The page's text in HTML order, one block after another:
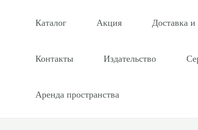
Каталог Акция Доставка и
Контакты Издательство
Аренда пространства